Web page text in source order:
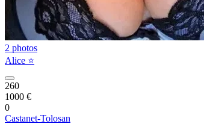
2 photos
Alice ⭐️
260
1000 €
0
Castanet-Tolosan